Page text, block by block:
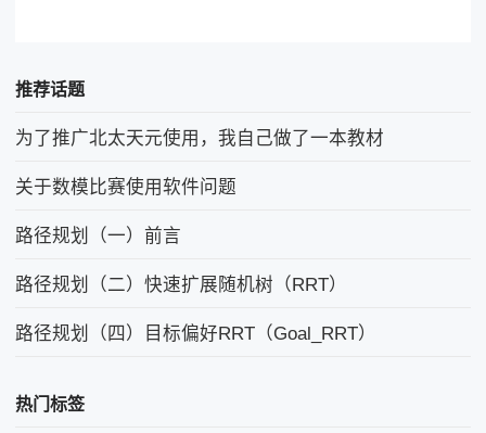
推荐话题
为了推广北太天元使用，我自己做了一本教材
关于数模比赛使用软件问题
路径规划（一）前言
路径规划（二）快速扩展随机树（RRT）
路径规划（四）目标偏好RRT（Goal_RRT）
热门标签